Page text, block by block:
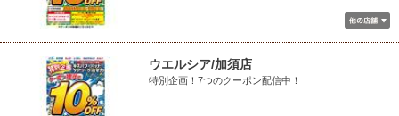
ウエルシア/加須店
特別企画！7つのクーポン配信中！